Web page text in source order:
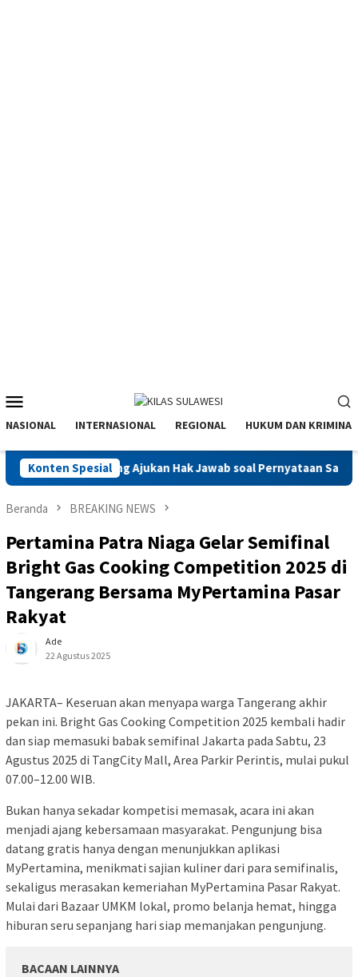
Mobile
NASIONAL INTERNASIONAL REGIONAL HUKUM DAN KRIMINAL
Konten Spesial
Daeng Ronrong Ajukan Hak Jawab soal Pernyataan Sainal
Beranda BREAKING NEWS
Pertamina Patra Niaga Gelar Semifinal
Bright Gas Cooking Competition 2025 di
Tangerang Bersama MyPertamina Pasar
Rakyat
Ade
22 Agustus 2025
JAKARTA– Keseruan akan menyapa warga Tangerang akhir
pekan ini. Bright Gas Cooking Competition 2025 kembali hadir
dan siap memasuki babak semifinal Jakarta pada Sabtu, 23
Agustus 2025 di TangCity Mall, Area Parkir Perintis, mulai pukul
07.00–12.00 WIB.
Bukan hanya sekadar kompetisi memasak, acara ini akan
menjadi ajang kebersamaan masyarakat. Pengunjung bisa
datang gratis hanya dengan menunjukkan aplikasi
MyPertamina, menikmati sajian kuliner dari para semifinalis,
sekaligus merasakan kemeriahan MyPertamina Pasar Rakyat.
Mulai dari Bazaar UMKM lokal, promo belanja hemat, hingga
hiburan seru sepanjang hari siap memanjakan pengunjung.
BACAAN LAINNYA